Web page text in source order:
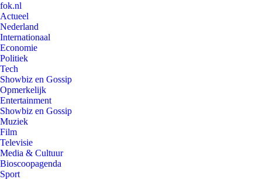
fok.nl
Actueel
Nederland
Internationaal
Economie
Politiek
Tech
Showbiz en Gossip
Opmerkelijk
Entertainment
Showbiz en Gossip
Muziek
Film
Televisie
Media & Cultuur
Bioscoopagenda
Sport